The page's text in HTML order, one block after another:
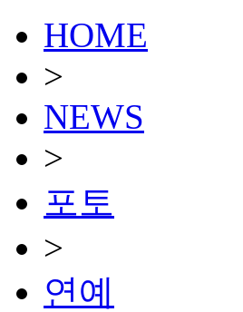
HOME
>
NEWS
>
포토
>
연예